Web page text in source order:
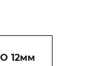
12мм